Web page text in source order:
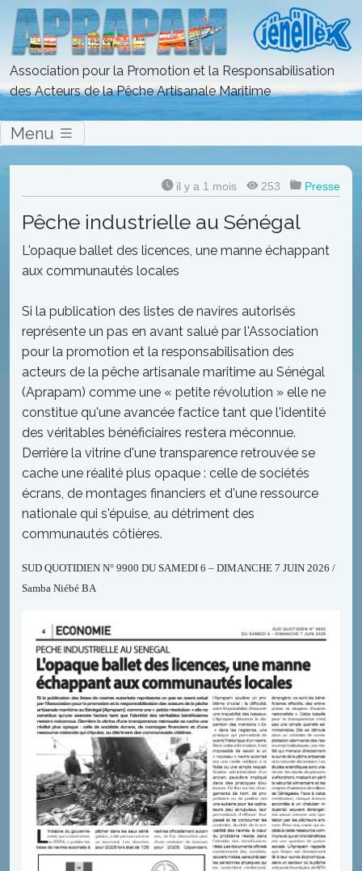
Association pour la Promotion et la Responsabilisation
des Acteurs de la Pêche Artisanale Maritime
Menu
il y a 1 mois 253 Presse
Pêche industrielle au Sénégal
L'opaque ballet des licences, une manne échappant
aux communautés locales
Si la publication des listes de navires autorisés
représente un pas en avant salué par l'Association
pour la promotion et la responsabilisation des
acteurs de la pêche artisanale maritime au Sénégal
(Aprapam) comme une « petite révolution » elle ne
constitue qu'une avancée factice tant que l'identité
des véritables bénéficiaires restera méconnue.
Derrière la vitrine d'une transparence retrouvée se
cache une réalité plus opaque : celle de sociétés
écrans, de montages financiers et d'une ressource
nationale qui s'épuise, au détriment des
communautés côtières.
SUD QUOTIDIEN N° 9900 DU SAMEDI 6 – DIMANCHE 7 JUIN 2026 /
Samba Niébé BA